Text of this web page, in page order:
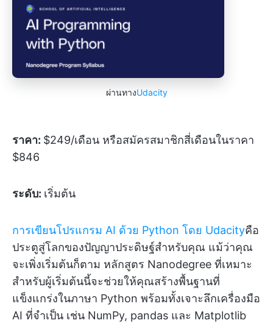
ผ่านทางUdacity
ราคา: $249/เดือน หรือสมัครสมาชิกสี่เดือนในราคา
$846
ระดับ: เริ่มต้น
การเขียนโปรแกรม AI ด้วย Python โดย Udacityคือ
ประตูสู่โลกของปัญญาประดิษฐ์สำหรับคุณ แม้ว่าคุณ
จะเพิ่งเริ่มต้นก็ตาม หลักสูตร Nanodegree ที่เหมาะ
สำหรับผู้เริ่มต้นนี้จะช่วยให้คุณสร้างพื้นฐานที่
แข็งแกร่งในภาษา Python พร้อมทั้งเจาะลึกเครื่องมือ
AI ที่จำเป็น เช่น NumPy, pandas และ Matplotlib